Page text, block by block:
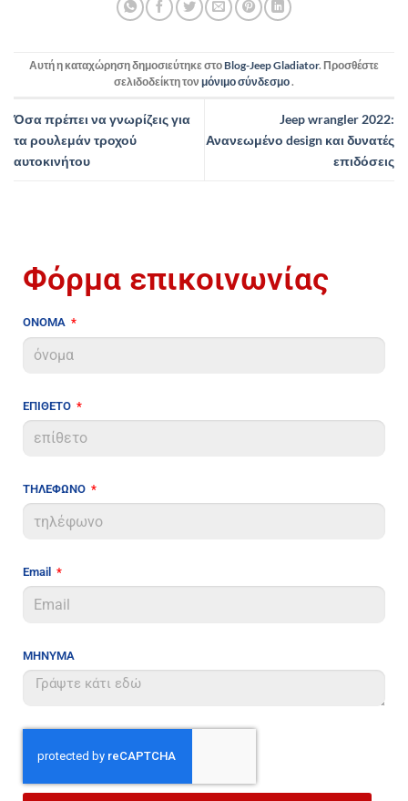
Αυτή η καταχώρηση δημοσιεύτηκε στοBlog-Jeep Gladiator. Προσθέστε
σελιδοδείκτη τον μόνιμο σύνδεσμο.
Όσα πρέπει να γνωρίζεις για
τα ρουλεμάν τροχού
αυτοκινήτου
Jeep wrangler 2022:
Ανανεωμένο design και δυνατές
επιδόσεις
Φόρμα επικοινωνίας
ΟΝΟΜΑ
ΕΠΙΘΕΤΟ
ΤΗΛΕΦΩΝΟ
Email
ΜΗΝΥΜΑ